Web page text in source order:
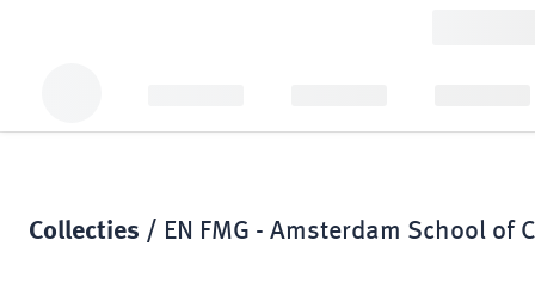
Collecties / EN FMG - Amsterdam School of